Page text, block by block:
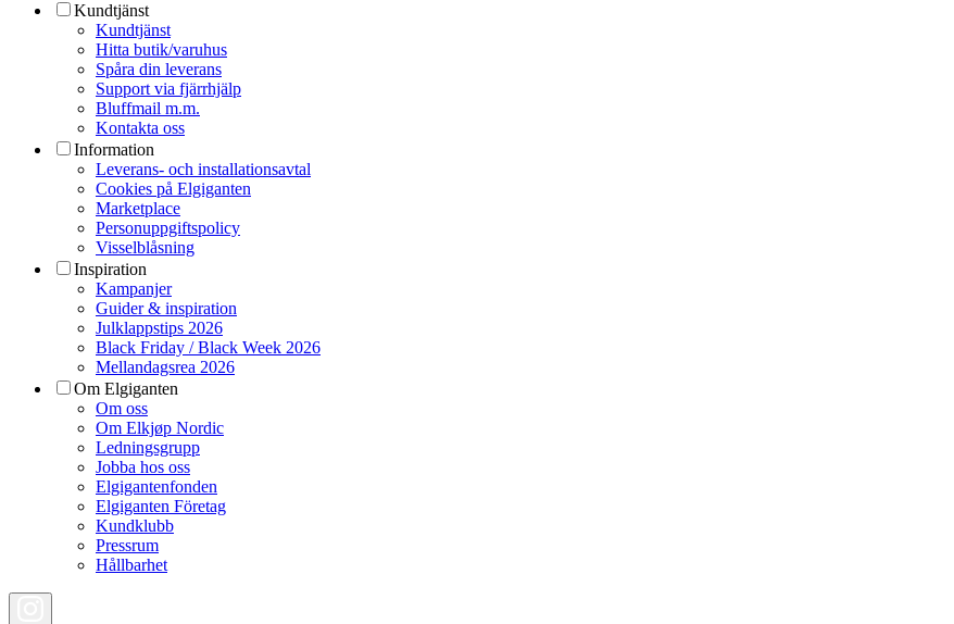
Kundtjänst
Kundtjänst
Hitta butik/varuhus
Spåra din leverans
Support via fjärrhjälp
Bluffmail m.m.
Kontakta oss
Information
Leverans- och installationsavtal
Cookies på Elgiganten
Marketplace
Personuppgiftspolicy
Visselblåsning
Inspiration
Kampanjer
Guider & inspiration
Julklappstips 2026
Black Friday / Black Week 2026
Mellandagsrea 2026
Om Elgiganten
Om oss
Om Elkjøp Nordic
Ledningsgrupp
Jobba hos oss
Elgigantenfonden
Elgiganten Företag
Kundklubb
Pressrum
Hållbarhet